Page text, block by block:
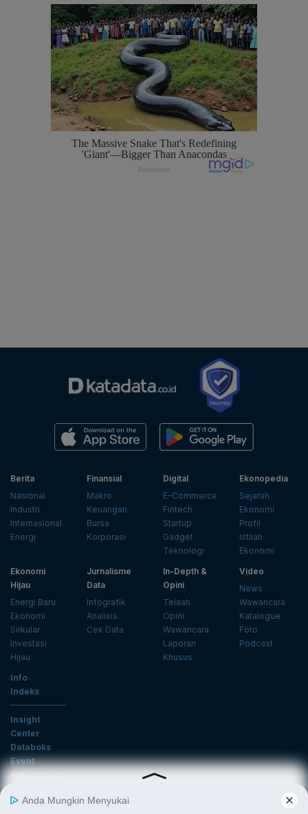
Berita
Nasional
Industri
Internasional
Energi
Finansial
Makro
Keuangan
Bursa
Korporasi
Digital
E-Commerce
Fintech
Startup
Gadget
Teknologi
Ekonopedia
Sejarah
Ekonomi
Profil
Istilah
Ekonomi
Ekonomi
Hijau
Energi Baru
Ekonomi
Sirkular
Investasi
Hijau
Jurnalisme
Data
Infografik
Analisis
Cek Data
In-Depth &
Opini
Telaah
Opini
Wawancara
Laporan
Khusus
Video
News
Wawancara
Katalogue
Foto
Podcast
Info
Indeks
Insight
Center
Databoks
Event
KatadataOto